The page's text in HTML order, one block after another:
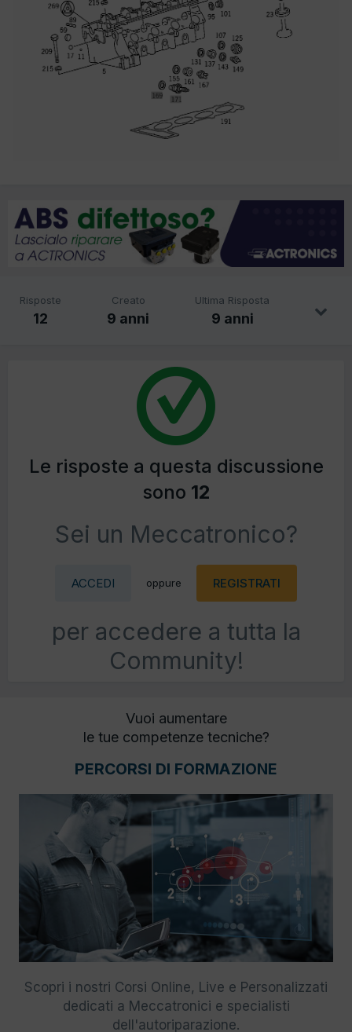
Risposte
12
Creato
9 anni
Ultima Risposta
9 anni
Le risposte a questa discussione
sono 12
Sei un Meccatronico?
ACCEDI oppure REGISTRATI
per accedere a tutta la
Community!
Vuoi aumentare
le tue competenze tecniche?
PERCORSI DI FORMAZIONE
Scopri i nostri Corsi Online, Live e Personalizzati
dedicati a Meccatronici e specialisti
dell'autoriparazione.